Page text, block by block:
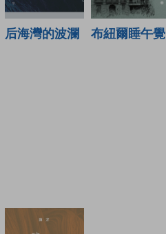
后海灣的波瀾 布紐爾睡午覺